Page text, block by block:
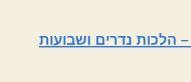
הלכות נדרים ושבועות